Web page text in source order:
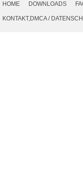
Navigation
HOME DOWNLOADS
KONTAKT,DMCA/